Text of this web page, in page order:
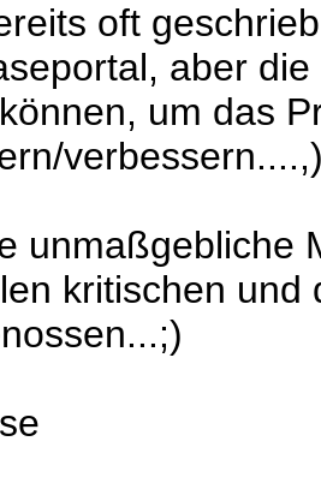
oft
aber
um das
unmaßgebliche
kritischen